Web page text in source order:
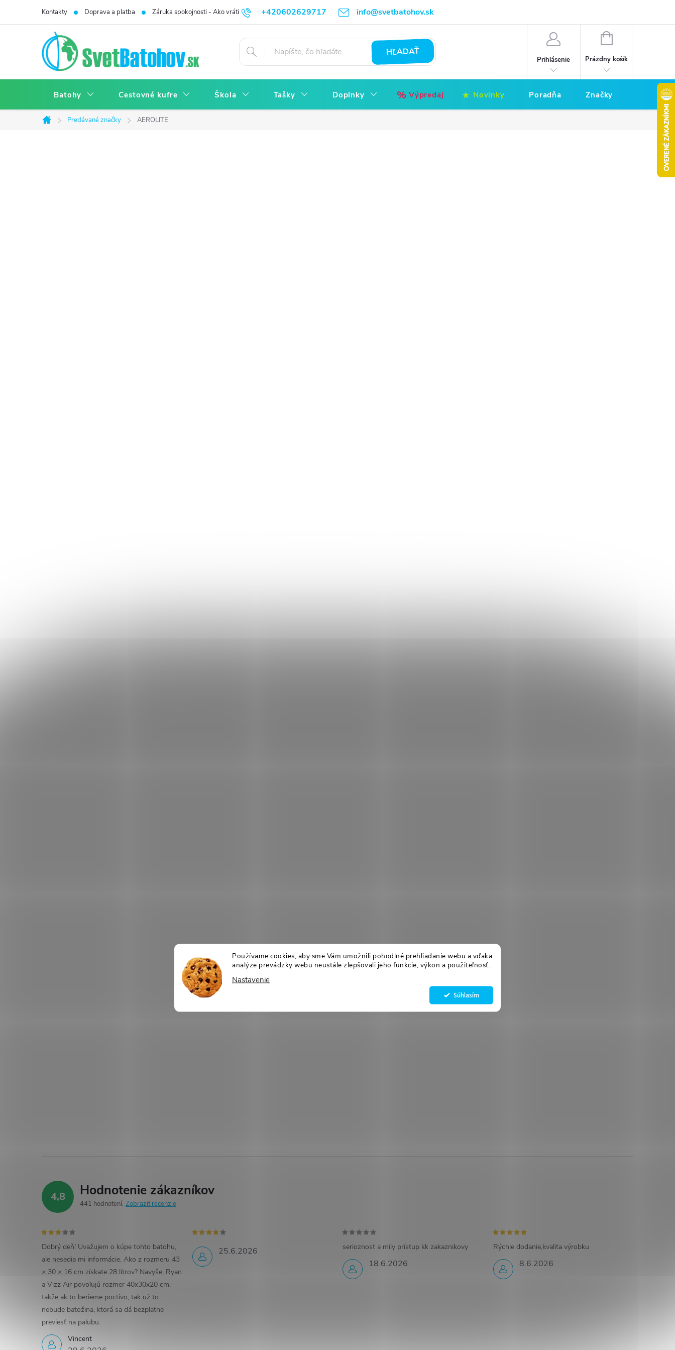
Používame cookies, aby sme Vám umožnili pohodlné prehliadanie webu a vďaka
analýze prevádzky webu neustále zlepšovali jeho funkcie, výkon a použiteľnosť.
Nastavenie
Súhlasím
+420602629717 info@svetbatohov.sk
Kontakty Doprava a platba Záruka spokojnosti - Ako vrátiť Všetko o Nákupu Napíšte nám Reklamácia bez starostí
HĽADAŤ
Prihlásenie
NÁKUPNÝ
Prázdny košík
Batohy Cestovné kufre Škola Tašky Doplnky Výpredaj Novinky Poradňa Značky
Domov
Predávané značky AEROLITE
4,8 Hodnotenie zákazníkov
441 hodnotení Zobraziť recenzie
Vincent
Dobrý deň! Uvažujem o kúpe tohto batohu,
ale nesedia mi informácie. Ako z rozmeru 43
× 30 × 16 cm získate 28 litrov? Navyše, Ryan
a Vizz Air povoľujú rozmer 40x30x20 cm,
takže ak to berieme poctivo, tak už to
nebude batožina, ktorá sa dá bezplatne
previesť na palubu.
25.6.2026
18.6.2026
serioznost a mily prístup kk zakaznikovy
8.6.2026
Rýchle dodanie,kvalita výrobku